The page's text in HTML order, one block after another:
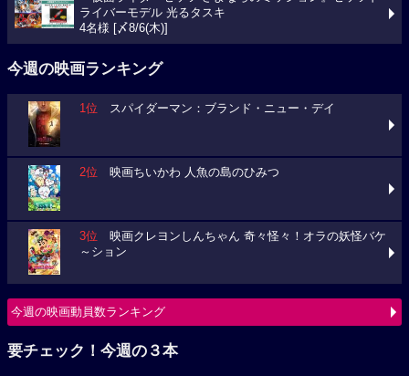
ライバーモデル 光るタスキ
4名様 [〆8/6(木)]
今週の映画ランキング
1位 スパイダーマン：ブランド・ニュー・デイ
2位 映画ちいかわ 人魚の島のひみつ
3位 映画クレヨンしんちゃん 奇々怪々！オラの妖怪バケ
～ション
今週の映画動員数ランキング
要チェック！今週の３本